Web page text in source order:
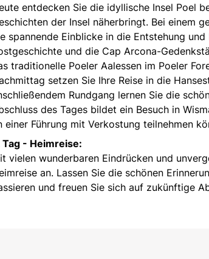
entdecken Sie die idyllische Insel Poel
der Insel näherbringt. Bei einem
spannende Einblicke in die Entstehung
und die Cap Arcona-
traditionelle Poeler Aalessen im Poeler
setzen Sie Ihre Reise in die
Rundgang lernen Sie die
des Tages bildet ein Besuch in
einer Führung mit Verkostung teilnehmen
Tag - Heimreise:
vielen wunderbaren Eindrücken und
an. Lassen Sie die schönen
und freuen Sie sich auf zukünftige